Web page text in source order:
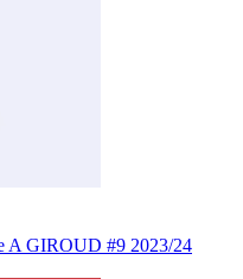
A GIROUD #9 2023/24